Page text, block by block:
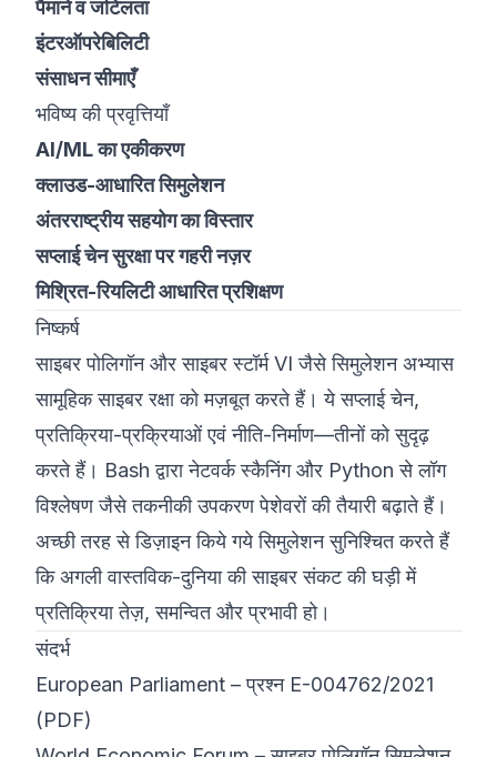
पैमाने व जटिलता
इंटरऑपरेबिलिटी
संसाधन सीमाएँ
भविष्य की प्रवृत्तियाँ
AI/ML का एकीकरण
क्लाउड-आधारित सिमुलेशन
अंतरराष्ट्रीय सहयोग का विस्तार
सप्लाई चेन सुरक्षा पर गहरी नज़र
मिश्रित-रियलिटी आधारित प्रशिक्षण
निष्कर्ष
साइबर पोलिगॉन और साइबर स्टॉर्म VI जैसे सिमुलेशन अभ्यास
सामूहिक साइबर रक्षा को मज़बूत करते हैं। ये सप्लाई चेन,
प्रतिक्रिया-प्रक्रियाओं एवं नीति-निर्माण—तीनों को सुदृढ़
करते हैं। Bash द्वारा नेटवर्क स्कैनिंग और Python से लॉग
विश्लेषण जैसे तकनीकी उपकरण पेशेवरों की तैयारी बढ़ाते हैं।
अच्छी तरह से डिज़ाइन किये गये सिमुलेशन सुनिश्चित करते हैं
कि अगली वास्तविक-दुनिया की साइबर संकट की घड़ी में
प्रतिक्रिया तेज़, समन्वित और प्रभावी हो।
संदर्भ
European Parliament – प्रश्न E-004762/2021
(PDF)